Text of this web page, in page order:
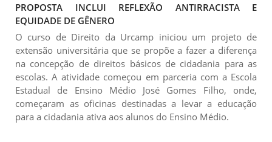
PROPOSTA INCLUI REFLEXÃO ANTIRRACISTA E
EQUIDADE DE GÊNERO
O curso de Direito da Urcamp iniciou um projeto de
extensão universitária que se propõe a fazer a diferença
na concepção de direitos básicos de cidadania para as
escolas. A atividade começou em parceria com a Escola
Estadual de Ensino Médio José Gomes Filho, onde,
começaram as oficinas destinadas a levar a educação
para a cidadania ativa aos alunos do Ensino Médio.